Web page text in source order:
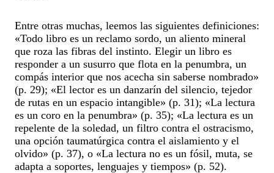
Entre otras muchas, leemos las siguientes definiciones:
«Todo libro es un reclamo sordo, un aliento mineral
que roza las fibras del instinto. Elegir un libro es
responder a un susurro que flota en la penumbra, un
compás interior que nos acecha sin saberse nombrado»
(p. 29); «El lector es un danzarín del silencio, tejedor
de rutas en un espacio intangible» (p. 31); «La lectura
es un coro en la penumbra» (p. 35); «La lectura es un
repelente de la soledad, un filtro contra el ostracismo,
una opción taumatúrgica contra el aislamiento y el
olvido» (p. 37), o «La lectura no es un fósil, muta, se
adapta a soportes, lenguajes y tiempos» (p. 52).